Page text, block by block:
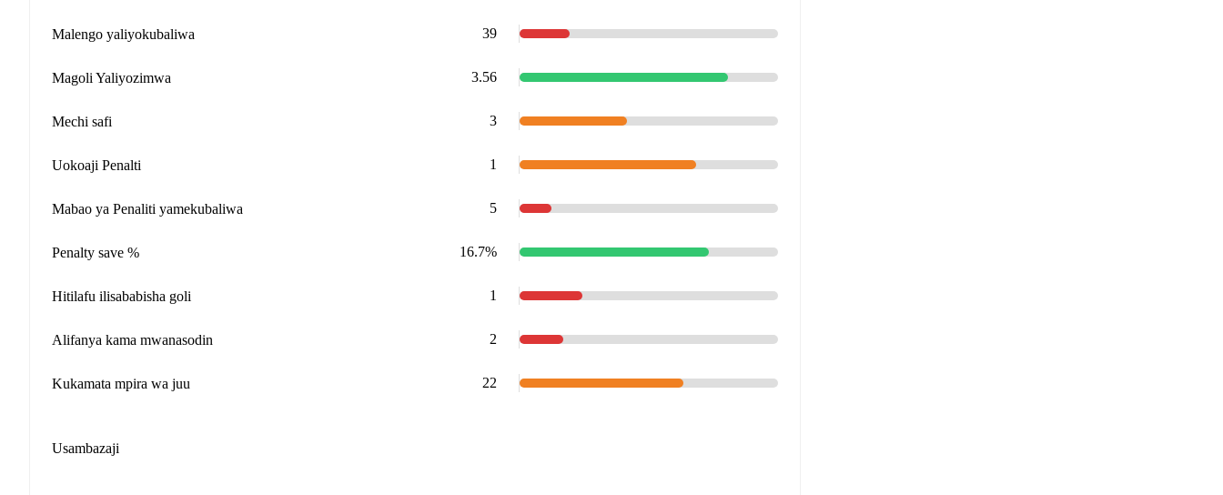
Malengo yaliyokubaliwa 39
Magoli Yaliyozimwa 3.56
Mechi safi 3
Uokoaji Penalti 1
Mabao ya Penaliti yamekubaliwa 5
Penalty save % 16.7%
Hitilafu ilisababisha goli 1
Alifanya kama mwanasodin 2
Kukamata mpira wa juu 22
Usambazaji